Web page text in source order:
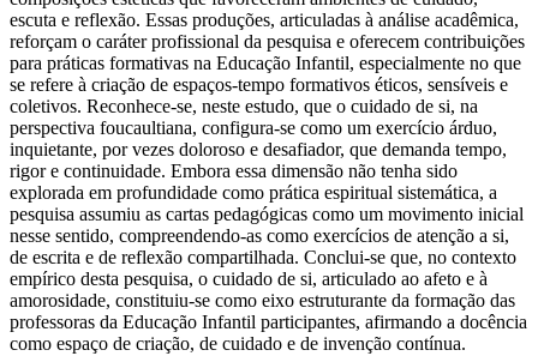
escuta e reflexão. Essas produções, articuladas à análise acadêmica,
reforçam o caráter profissional da pesquisa e oferecem contribuições
para práticas formativas na Educação Infantil, especialmente no que
se refere à criação de espaços-tempo formativos éticos, sensíveis e
coletivos. Reconhece-se, neste estudo, que o cuidado de si, na
perspectiva foucaultiana, configura-se como um exercício árduo,
inquietante, por vezes doloroso e desafiador, que demanda tempo,
rigor e continuidade. Embora essa dimensão não tenha sido
explorada em profundidade como prática espiritual sistemática, a
pesquisa assumiu as cartas pedagógicas como um movimento inicial
nesse sentido, compreendendo-as como exercícios de atenção a si,
de escrita e de reflexão compartilhada. Conclui-se que, no contexto
empírico desta pesquisa, o cuidado de si, articulado ao afeto e à
amorosidade, constituiu-se como eixo estruturante da formação das
professoras da Educação Infantil participantes, afirmando a docência
como espaço de criação, de cuidado e de invenção contínua.